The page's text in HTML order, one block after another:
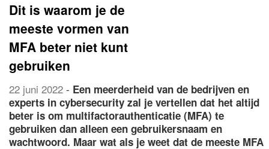
Dit is waarom je de
meeste vormen van
MFA beter niet kunt
gebruiken
22 juni 2022 - Een meerderheid van de bedrijven en
experts in cybersecurity zal je vertellen dat het altijd
beter is om multifactorauthenticatie (MFA) te
gebruiken dan alleen een gebruikersnaam en
wachtwoord. Maar wat als je weet dat de meeste MFA